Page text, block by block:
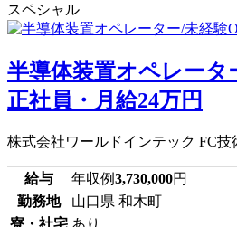
スペシャル
半導体装置オペレータ
正社員・月給24万円
株式会社ワールドインテック FC技
給与 年収例3,730,000円
勤務地
山口県 和木町
寮・社宅 あり